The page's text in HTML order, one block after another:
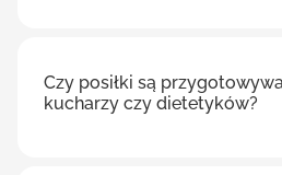
Czy posiłki są
kucharzy czy dietetyków?